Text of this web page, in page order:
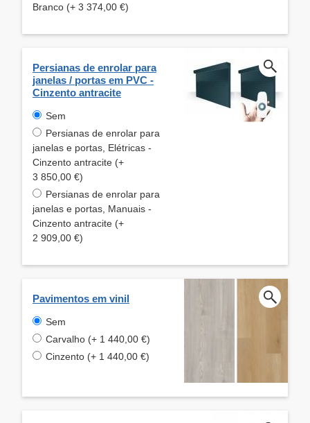
Branco (+ 3 374,00 €)
Persianas de enrolar para
janelas / portas em PVC -
Cinzento antracite
Sem
Persianas de enrolar para
janelas e portas, Elétricas -
Cinzento antracite (+
3 850,00 €)
Persianas de enrolar para
janelas e portas, Manuais -
Cinzento antracite (+
2 909,00 €)
Pavimentos em vinil
Sem
Carvalho (+ 1 440,00 €)
Cinzento (+ 1 440,00 €)